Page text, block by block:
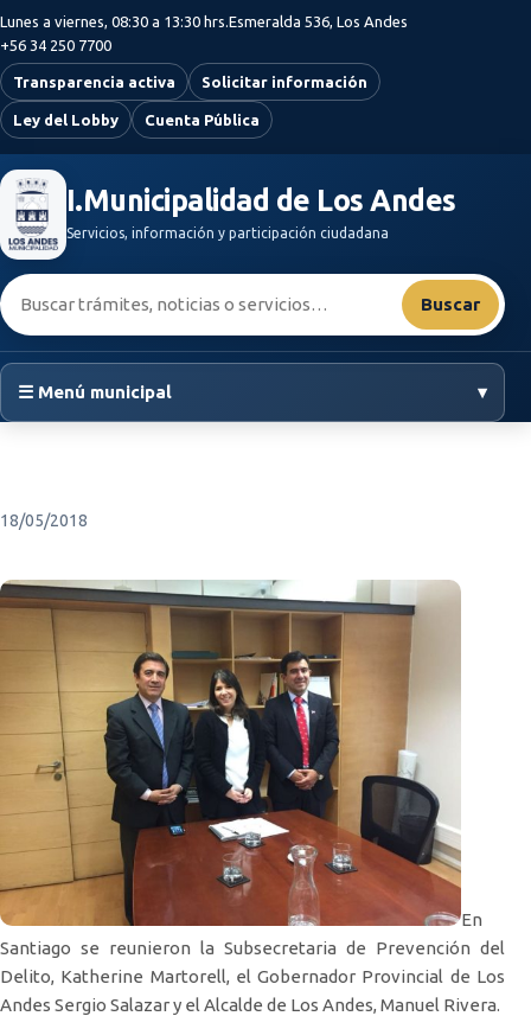
Saltar al contenido principal
Lunes a viernes, 08:30 a 13:30 hrs.Esmeralda 536, Los Andes
+56 34 250 7700
Transparencia activa Solicitar información
Ley del Lobby Cuenta Pública
I.Municipalidad de Los Andes
Servicios, información y participación ciudadana
Buscar:
Buscar
☰ Menú municipal ▾
18/05/2018
En
Santiago se reunieron la Subsecretaria de Prevención del
Delito, Katherine Martorell, el Gobernador Provincial de Los
Andes Sergio Salazar y el Alcalde de Los Andes, Manuel Rivera.